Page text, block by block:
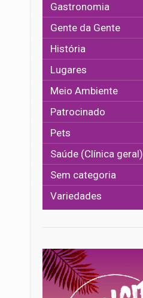
Gastronomia
Gente da Gente
História
Lugares
Meio Ambiente
Patrocinado
Pets
Saúde (Clínica geral)
Sem categoria
Variedades